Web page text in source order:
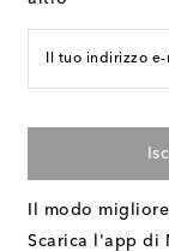
Il tuo indirizzo e-
Il modo
Scarica l'app di